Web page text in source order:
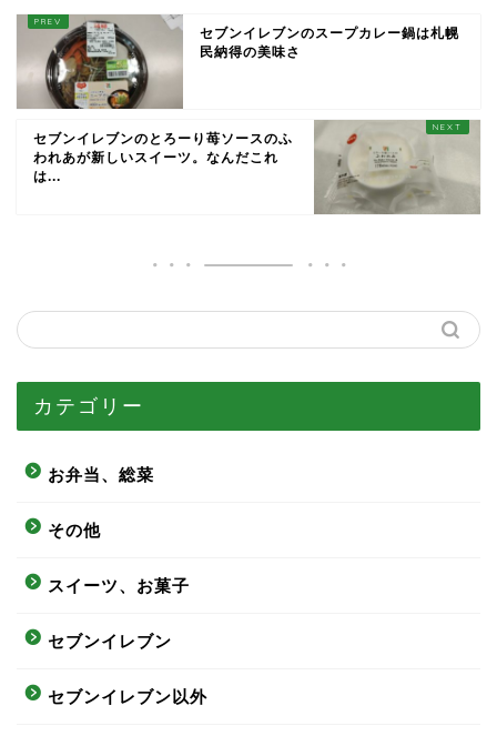
セブンイレブンのスープカレー鍋は札幌
民納得の美味さ
セブンイレブンのとろーり苺ソースのふ
われあが新しいスイーツ。なんだこれ
は...
カテゴリー
お弁当、総菜
その他
スイーツ、お菓子
セブンイレブン
セブンイレブン以外